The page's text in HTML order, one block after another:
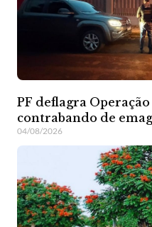
PF deflagra
contrabando de
04/08/2026